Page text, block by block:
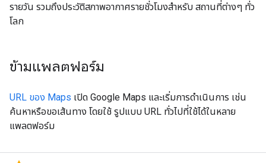
รายวัน รวมถึงประวัติสภาพอากาศรายชั่วโมงสำหรับ สถานที่ต่างๆ ทั่ว
โลก
ข้ามแพลตฟอร์ม
URL ของ Maps เปิด Google Maps และเริ่มการดำเนินการ เช่น
ค้นหาหรือขอเส้นทาง โดยใช้ รูปแบบ URL ทั่วไปที่ใช้ได้ในหลาย
แพลตฟอร์ม